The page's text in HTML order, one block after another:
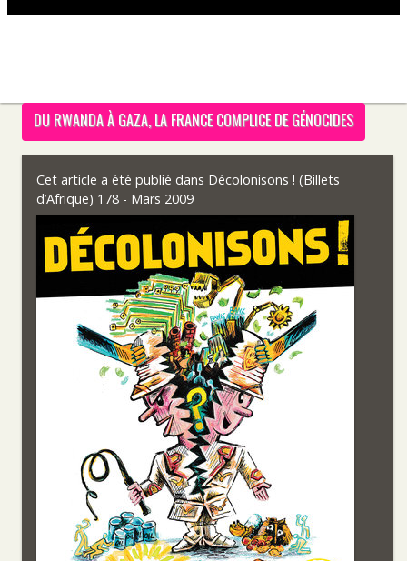
DU RWANDA À GAZA, LA FRANCE COMPLICE DE GÉNOCIDES
Cet article a été publié dans Décolonisons ! (Billets
d’Afrique) 178 - Mars 2009